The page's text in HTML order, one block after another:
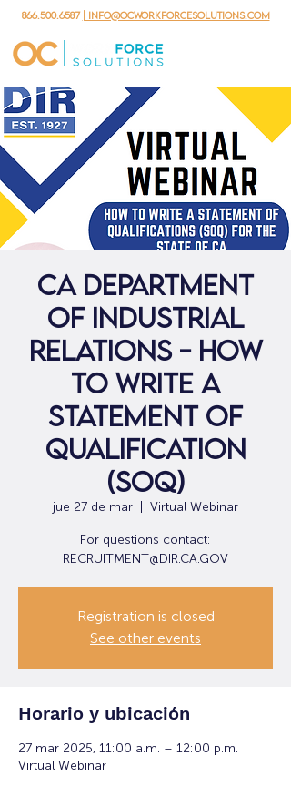
866.500.6587 | info@ocworkforcesolutions.com
CA Department
of Industrial
Relations - How
to Write a
Statement of
Qualification
(SOQ)
jue 27 de mar Virtual Webinar
For questions contact:
RECRUITMENT@DIR.CA.GOV
Registration is closed
See other events
Horario y ubicación
27 mar 2025, 11:00 a.m. – 12:00 p.m.
Virtual Webinar